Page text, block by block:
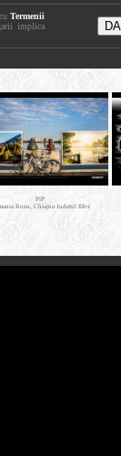
Termenii
implica
PiP
Rosu, Chiajna Judetul Ilfov